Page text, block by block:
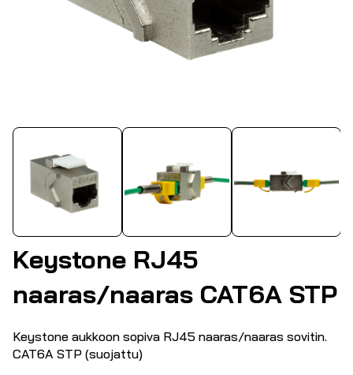
Keystone RJ45
naaras/naaras CAT6A STP
Keystone aukkoon sopiva RJ45 naaras/naaras sovitin.
CAT6A STP (suojattu)